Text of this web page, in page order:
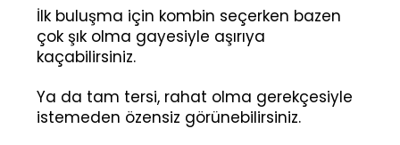
İlk buluşma için kombin seçerken bazen
çok şık olma gayesiyle aşırıya
kaçabilirsiniz.
Ya da tam tersi, rahat olma gerekçesiyle
istemeden özensiz görünebilirsiniz.